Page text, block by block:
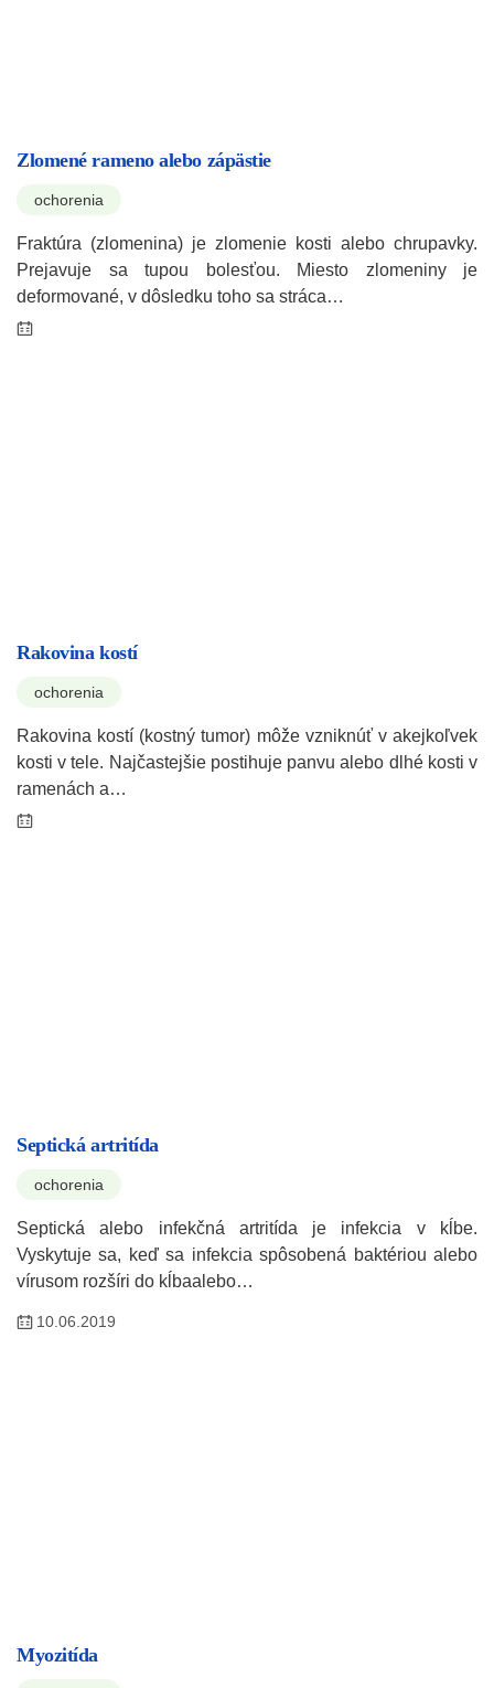
Zlomené rameno alebo zápästie
ochorenia
Fraktúra (zlomenina) je zlomenie kosti alebo chrupavky.
Prejavuje sa tupou bolesťou. Miesto zlomeniny je
deformované, v dôsledku toho sa stráca…
Rakovina kostí
ochorenia
Rakovina kostí (kostný tumor) môže vzniknúť v akejkoľvek
kosti v tele. Najčastejšie postihuje panvu alebo dlhé kosti v
ramenách a…
Septická artritída
ochorenia
Septická alebo infekčná artritída je infekcia v kĺbe.
Vyskytuje sa, keď sa infekcia spôsobená baktériou alebo
vírusom rozšíri do kĺbaalebo…
10.06.2019
Myozitída